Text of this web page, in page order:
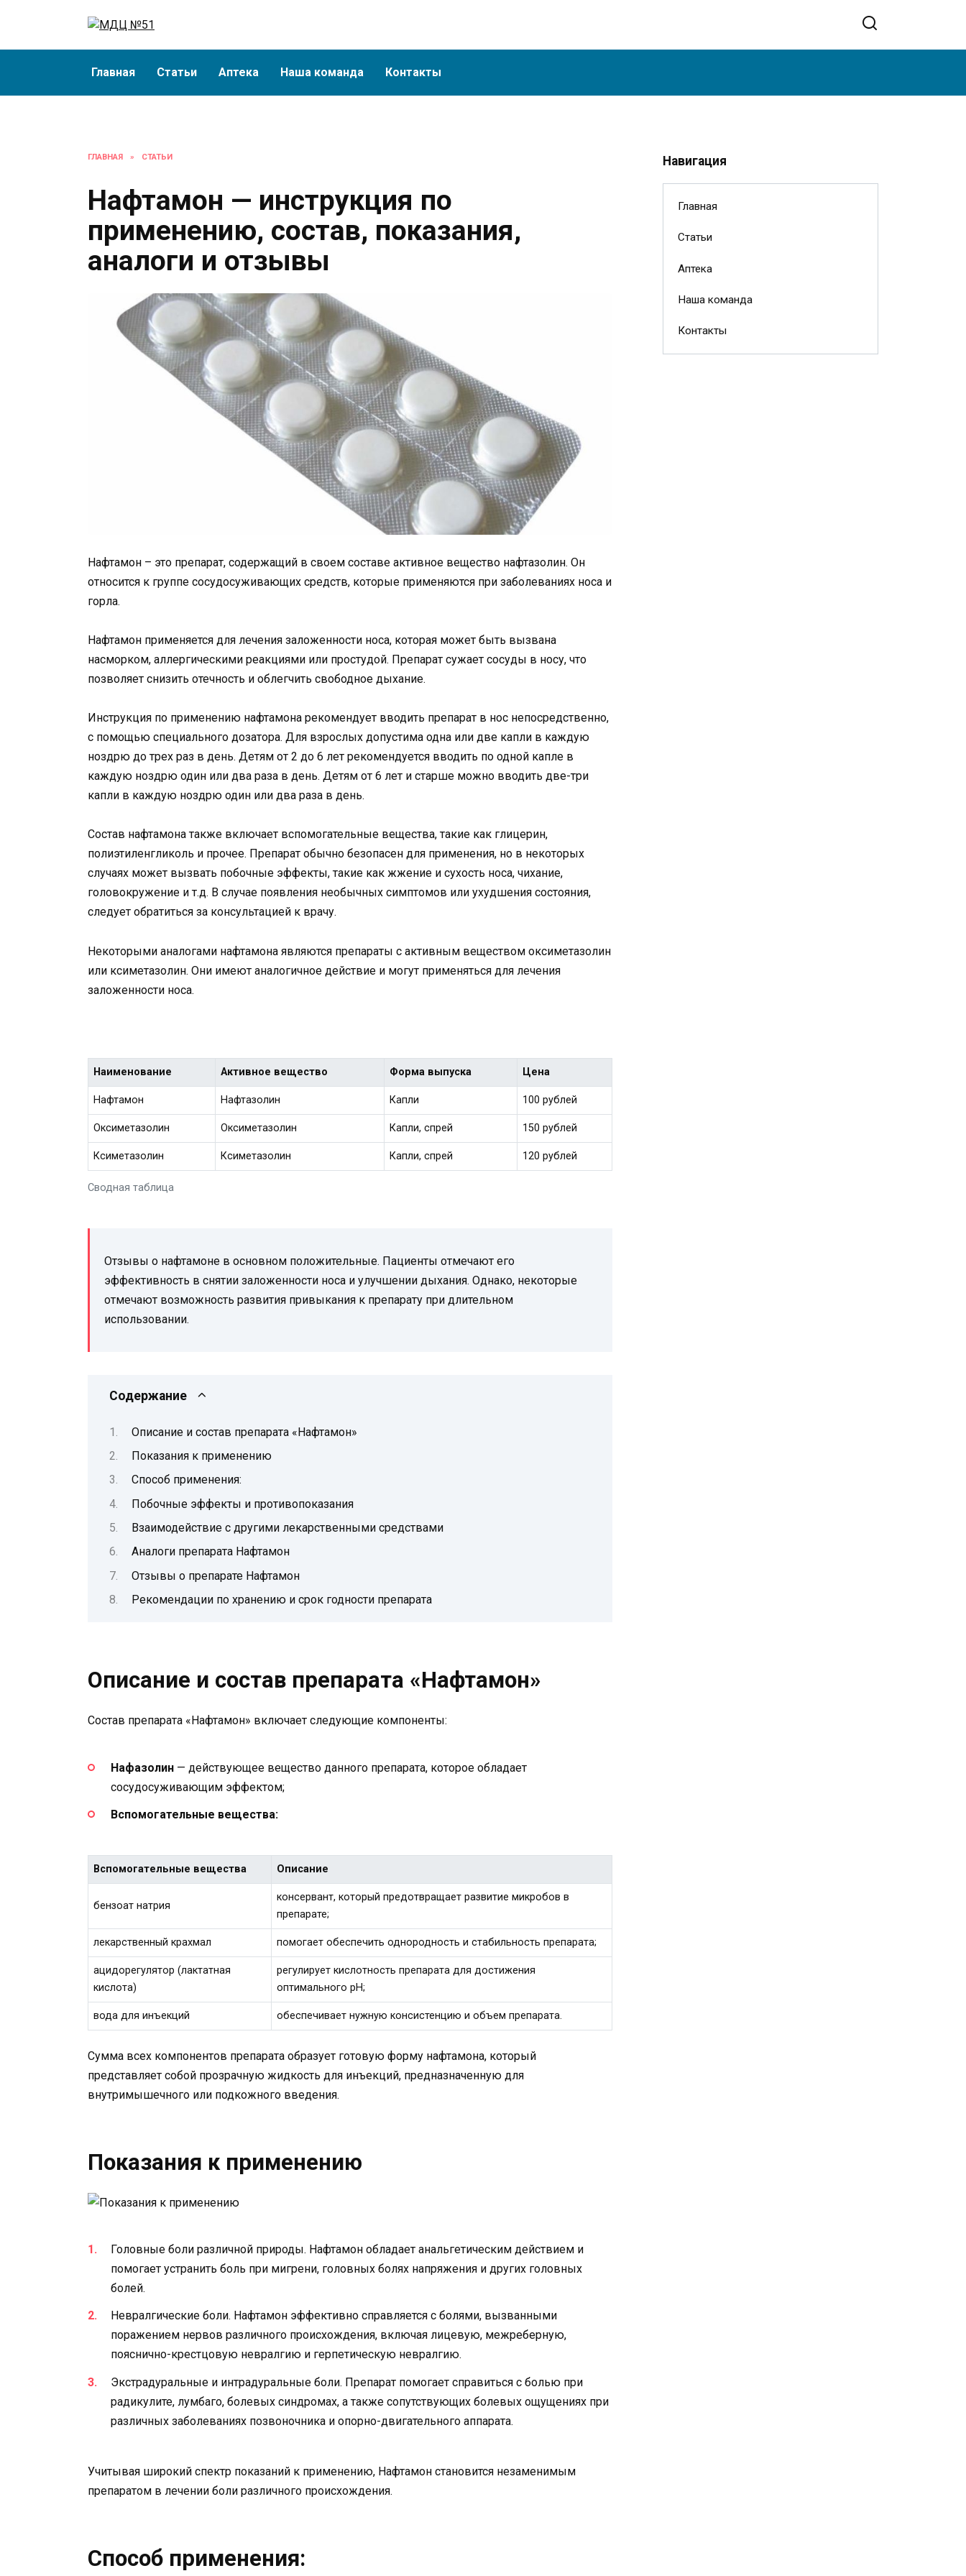
Главная Статьи Аптека Наша команда Контакты
ГЛАВНАЯ » СТАТЬИ
Нафтамон — инструкция по
применению, состав, показания,
аналоги и отзывы
Нафтамон – это препарат, содержащий в своем составе активное вещество нафтазолин. Он
относится к группе сосудосуживающих средств, которые применяются при заболеваниях носа и
горла.
Нафтамон применяется для лечения заложенности носа, которая может быть вызвана
насморком, аллергическими реакциями или простудой. Препарат сужает сосуды в носу, что
позволяет снизить отечность и облегчить свободное дыхание.
Инструкция по применению нафтамона рекомендует вводить препарат в нос непосредственно,
с помощью специального дозатора. Для взрослых допустима одна или две капли в каждую
ноздрю до трех раз в день. Детям от 2 до 6 лет рекомендуется вводить по одной капле в
каждую ноздрю один или два раза в день. Детям от 6 лет и старше можно вводить две-три
капли в каждую ноздрю один или два раза в день.
Состав нафтамона также включает вспомогательные вещества, такие как глицерин,
полиэтиленгликоль и прочее. Препарат обычно безопасен для применения, но в некоторых
случаях может вызвать побочные эффекты, такие как жжение и сухость носа, чихание,
головокружение и т.д. В случае появления необычных симптомов или ухудшения состояния,
следует обратиться за консультацией к врачу.
Некоторыми аналогами нафтамона являются препараты с активным веществом оксиметазолин
или ксиметазолин. Они имеют аналогичное действие и могут применяться для лечения
заложенности носа.
Сводная таблица
Наименование Активное вещество Форма выпуска Цена
Нафтамон Нафтазолин Капли 100 рублей
Оксиметазолин Оксиметазолин Капли, спрей 150 рублей
Ксиметазолин Ксиметазолин Капли, спрей 120 рублей
Отзывы о нафтамоне в основном положительные. Пациенты отмечают его
эффективность в снятии заложенности носа и улучшении дыхания. Однако, некоторые
отмечают возможность развития привыкания к препарату при длительном
использовании.
Содержание
Описание и состав препарата «Нафтамон»
Показания к применению
Способ применения:
Побочные эффекты и противопоказания
Взаимодействие с другими лекарственными средствами
Аналоги препарата Нафтамон
Отзывы о препарате Нафтамон
Рекомендации по хранению и срок годности препарата
Описание и состав препарата «Нафтамон»
Состав препарата «Нафтамон» включает следующие компоненты:
Нафазолин — действующее вещество данного препарата, которое обладает
сосудосуживающим эффектом;
Вспомогательные вещества:
Вспомогательные вещества Описание
бензоат натрия
консервант, который предотвращает развитие микробов в
препарате;
лекарственный крахмал помогает обеспечить однородность и стабильность препарата;
ацидорегулятор (лактатная
кислота)
регулирует кислотность препарата для достижения
оптимального pH;
вода для инъекций обеспечивает нужную консистенцию и объем препарата.
Сумма всех компонентов препарата образует готовую форму нафтамона, который
представляет собой прозрачную жидкость для инъекций, предназначенную для
внутримышечного или подкожного введения.
Показания к применению
Головные боли различной природы. Нафтамон обладает анальгетическим действием и
помогает устранить боль при мигрени, головных болях напряжения и других головных
болей.
Невралгические боли. Нафтамон эффективно справляется с болями, вызванными
поражением нервов различного происхождения, включая лицевую, межреберную,
пояснично-крестцовую невралгию и герпетическую невралгию.
Экстрадуральные и интрадуральные боли. Препарат помогает справиться с болью при
радикулите, лумбаго, болевых синдромах, а также сопутствующих болевых ощущениях при
различных заболеваниях позвоночника и опорно-двигательного аппарата.
Учитывая широкий спектр показаний к применению, Нафтамон становится незаменимым
препаратом в лечении боли различного происхождения.
Способ применения:
Навигация
Главная
Статьи
Аптека
Наша команда
Контакты